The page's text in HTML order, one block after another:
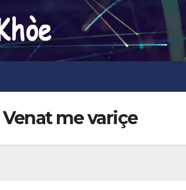
Venat me variçe